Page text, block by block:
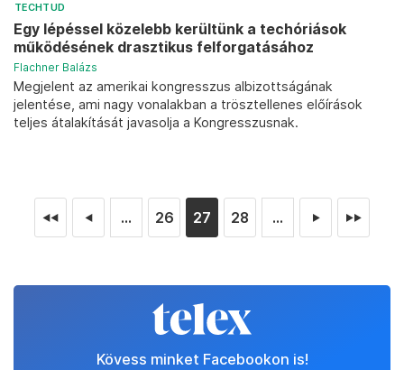
TECHTUD
Egy lépéssel közelebb kerültünk a techóriások
működésének drasztikus felforgatásához
Flachner Balázs
Megjelent az amerikai kongresszus albizottságának
jelentése, ami nagy vonalakban a trösztellenes előírások
teljes átalakítását javasolja a Kongresszusnak.
◄◄ ◄ ... 26 27 28 ... ► ►►
Kövess minket Facebookon is!